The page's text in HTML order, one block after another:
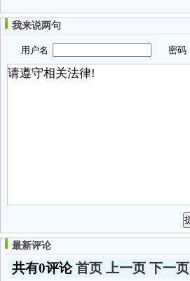
我来说两句
用户名 密码
最新评论
共有0评论首页 上一页 下一页